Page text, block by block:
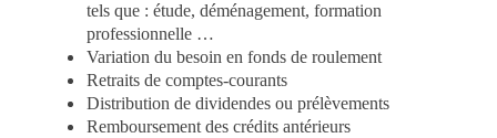
tels que : étude, déménagement, formation
professionnelle …
Variation du besoin en fonds de roulement
Retraits de comptes-courants
Distribution de dividendes ou prélèvements
Remboursement des crédits antérieurs